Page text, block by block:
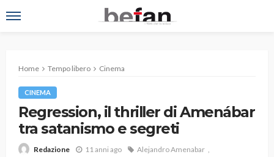
Home Tempo libero Cinema
CINEMA
Regression, il thriller di Amenábar
tra satanismo e segreti
Redazione 11 anni ago
Alejandro Amenabar